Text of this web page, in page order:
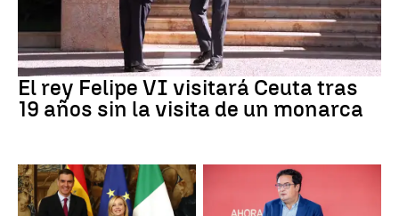
Crisis Migratoria
El rey Felipe VI visitará Ceuta tras
19 años sin la visita de un monarca